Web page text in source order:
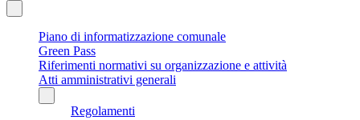
Piano di informatizzazione comunale
Green Pass
Riferimenti normativi su organizzazione e attività
Atti amministrativi generali
Regolamenti